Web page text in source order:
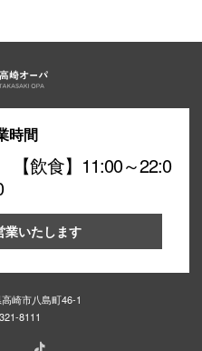
時間
【飲食】11:00～22:0
業いたします
崎市八島町46-1
8111